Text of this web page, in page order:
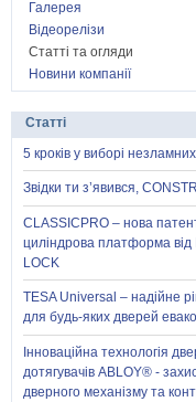
Галерея
Відеорелізи
Статті та огляди
Новини компанії
Статті
5 кроків у виборі
Звідки ти з’явився,
CLASSICPRO – нова
циліндрова платформа від
LOCK
TESA Universal – надійне
для будь-яких дверей
Інноваційна технологія
дотягувачів ABLOY® -
дверного механізму та